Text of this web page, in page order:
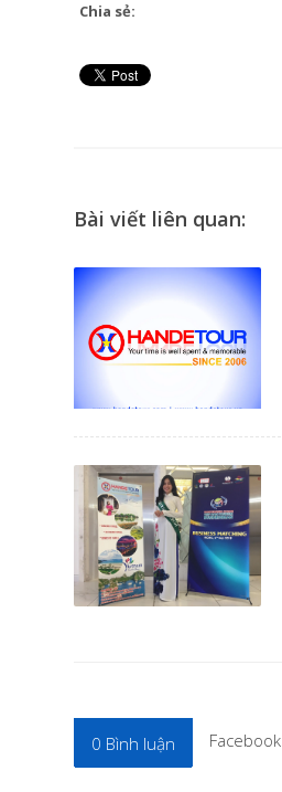
Chia sẻ:
Bài viết liên quan:
0 Bình luận Facebook